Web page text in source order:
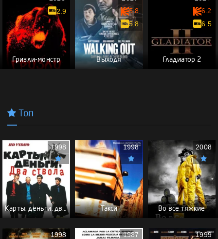
Гризли-монстр
2.9
Выходя
5.8
5.8
Гладиатор 2
6.2
6.5
Топ
Карты, деньги, два ствола - (Перевод Гоблина)
1998
Такси
1998
Во все тяжкие
2008
1998 1987 1999